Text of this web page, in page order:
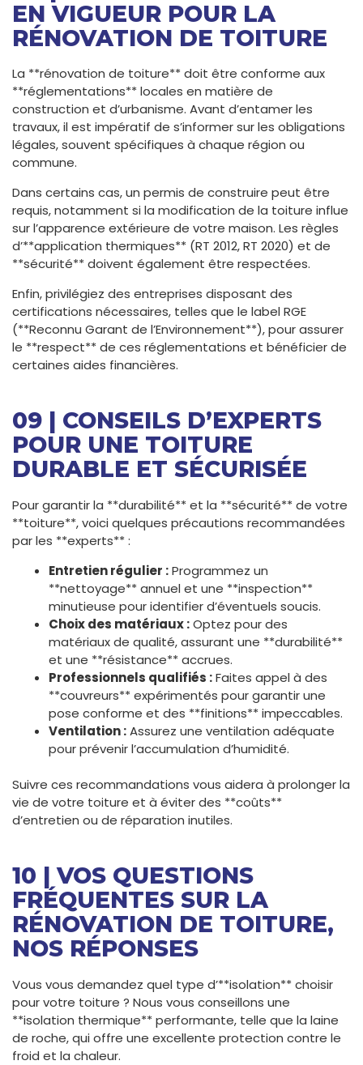
EN VIGUEUR POUR LA
RÉNOVATION DE TOITURE
La **rénovation de toiture** doit être conforme aux
**réglementations** locales en matière de
construction et d’urbanisme. Avant d’entamer les
travaux, il est impératif de s’informer sur les obligations
légales, souvent spécifiques à chaque région ou
commune.
Dans certains cas, un permis de construire peut être
requis, notamment si la modification de la toiture influe
sur l’apparence extérieure de votre maison. Les règles
d’**application thermiques** (RT 2012, RT 2020) et de
**sécurité** doivent également être respectées.
Enfin, privilégiez des entreprises disposant des
certifications nécessaires, telles que le label RGE
(**Reconnu Garant de l’Environnement**), pour assurer
le **respect** de ces réglementations et bénéficier de
certaines aides financières.
09 | CONSEILS D’EXPERTS
POUR UNE TOITURE
DURABLE ET SÉCURISÉE
Pour garantir la **durabilité** et la **sécurité** de votre
**toiture**, voici quelques précautions recommandées
par les **experts** :
Entretien régulier :Programmez un
**nettoyage** annuel et une **inspection**
minutieuse pour identifier d’éventuels soucis.
Choix des matériaux :Optez pour des
matériaux de qualité, assurant une **durabilité**
et une **résistance** accrues.
Professionnels qualifiés :Faites appel à des
**couvreurs** expérimentés pour garantir une
pose conforme et des **finitions** impeccables.
Ventilation :Assurez une ventilation adéquate
pour prévenir l’accumulation d’humidité.
Suivre ces recommandations vous aidera à prolonger la
vie de votre toiture et à éviter des **coûts**
d’entretien ou de réparation inutiles.
10 | VOS QUESTIONS
FRÉQUENTES SUR LA
RÉNOVATION DE TOITURE,
NOS RÉPONSES
Vous vous demandez quel type d’**isolation** choisir
pour votre toiture ? Nous vous conseillons une
**isolation thermique** performante, telle que la laine
de roche, qui offre une excellente protection contre le
froid et la chaleur.